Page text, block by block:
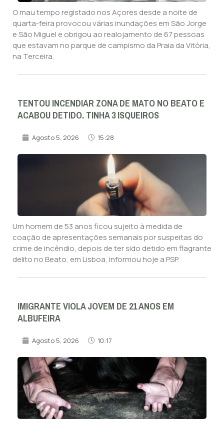
O mau tempo registado nos Açores desde a noite de
quarta-feira provocou várias inundações em São Jorge
e São Miguel e obrigou ao realojamento de 67 pessoas
que estavam no parque de campismo da Praia da Vitória,
na Terceira.
TENTOU INCENDIAR ZONA DE MATO NO BEATO E
ACABOU DETIDO. TINHA 3 ISQUEIROS
Agosto 5, 2026 15:28
Um homem de 53 anos ficou sujeito à medida de
coação de apresentações semanais por suspeitas do
crime de incêndio, depois de ter sido detido em flagrante
delito no Beato, em Lisboa, informou hoje a PSP.
IMIGRANTE VIOLA JOVEM DE 21 ANOS EM
ALBUFEIRA
Agosto 5, 2026 10:17